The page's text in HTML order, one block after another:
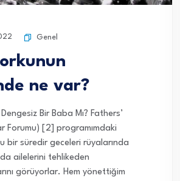
Genel
ne var?
Dengesiz Bir Baba Mı? Fathers’
Forumu) [2] programımdaki
bir süredir geceleri rüyalarında
da ailelerini tehlikeden
görüyorlar. Hem yönettiğim